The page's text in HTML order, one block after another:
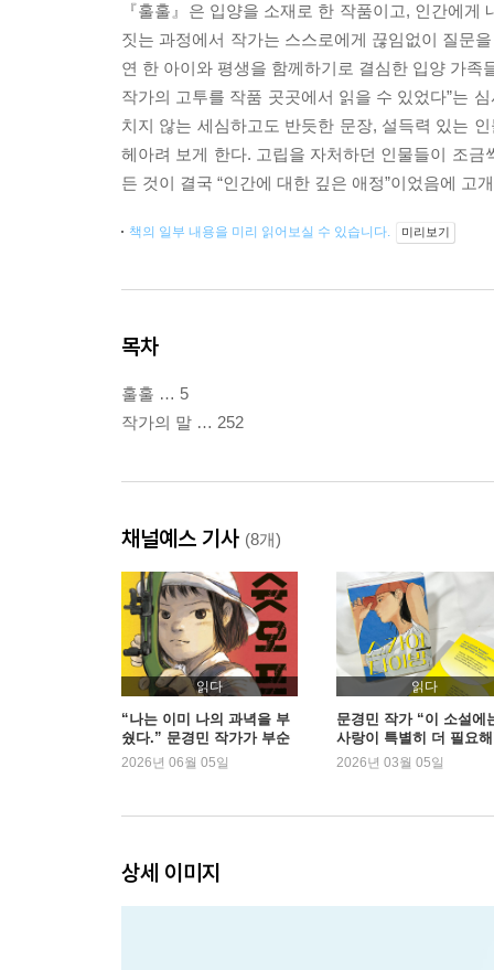
『훌훌』은 입양을 소재로 한 작품이고, 인간에
짓는 과정에서 작가는 스스로에게 끊임없이 질문
연 한 아이와 평생을 함께하기로 결심한 입양 가
작가의 고투를 작품 곳곳에서 읽을 수 있었다”는
치지 않는 세심하고도 반듯한 문장, 설득력 있는
헤아려 보게 한다. 고립을 자처하던 인물들이 조
든 것이 결국 “인간에 대한 깊은 애정”이었음에 고
책의 일부 내용을 미리 읽어보실 수 있습니다. 미리보기
목차
훌훌 … 5
작가의 말 … 252
채널예스 기사 (8개)
읽다
“나는 이미 나의 과녁을 부
쉈다.” 문경민 작가가 부순
과녁, 그리고 도약 | 예스24
2026년 06월 05일
읽다
문경민 작가 “이 소설에
사랑이 특별히 더 필요
예스24
2026년 03월 05일
상세 이미지